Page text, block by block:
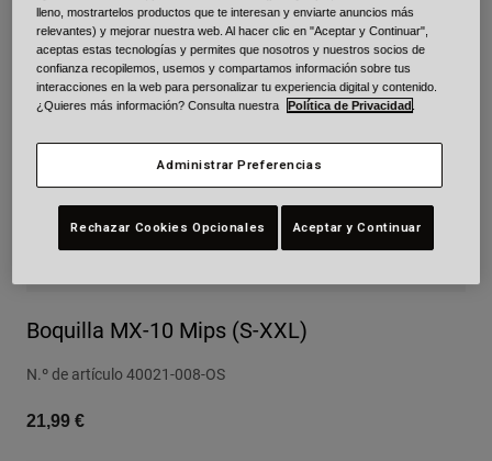
Adventure
Retro
Recambios
Ver todo
Urban
BMX
Ver todo
Boquilla MX-10 Mips (S-XXL)
N.º de artículo40021-008-OS
21,99 €
lleno, mostrartelos productos que te interesan y enviarte anuncios más
relevantes) y mejorar nuestra web. Al hacer clic en "Aceptar y Continuar",
aceptas estas tecnologías y permites que nosotros y nuestros socios de
confianza recopilemos, usemos y compartamos información sobre tus
interacciones en la web para personalizar tu experiencia digital y contenido.
¿Quieres más información? Consulta nuestra
Política de Privacidad
Administrar Preferencias
Rechazar Cookies Opcionales Aceptar y Continuar